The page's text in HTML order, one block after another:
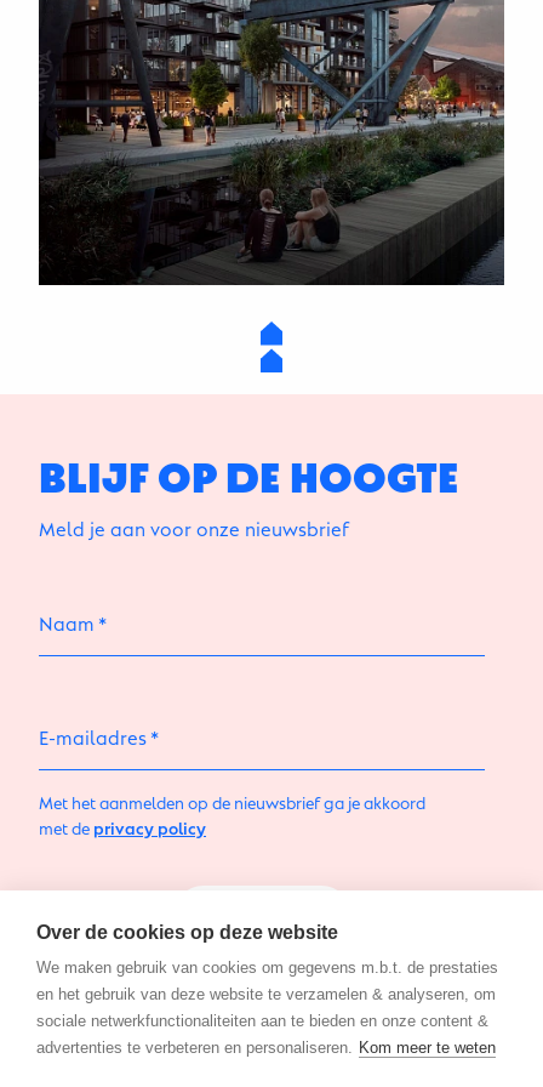
BLIJF OP DE HOOGTE
Meld je aan voor onze nieuwsbrief
Naam
E-mailadres
Met het aanmelden op de nieuwsbrief ga je akkoord
met de privacy policy
Over de cookies op deze website
We maken gebruik van cookies om gegevens m.b.t. de prestaties
en het gebruik van deze website te verzamelen & analyseren, om
sociale netwerkfunctionaliteiten aan te bieden en onze content &
advertenties te verbeteren en personaliseren. Kom meer te weten